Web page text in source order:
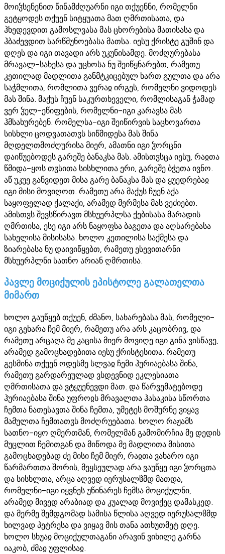
მოიჴსენენით წინამძღუარნი იგი თქუენნი, რომელნი
გეტყოდეს თქუენ სიტყუათა მათ ღმრთისათა, და
ჰხედევდით გამოსლვასა მას ცხორებისა მათისასა და
ჰბაძევდით სარწმუნოებასა მათსა. იესუ ქრისტე გუშინ და
დღეს და იგი თავადი არს უკუნისამდე. მოძღურებასა
მრავალ-სახესა და უცხოსა ნუ შეიწყნარებთ, რამეთუ
კეთილად მადლითა განმტკიცებულ ხართ გულთა და არა
საჭმლითა, რომლითა ვერაჲ ირგეს, რომელნი ვიდოდეს
მას შინა. მაქუს ჩუენ საკურთხეველი, რომლისაგან ჭამად
ვერ ჴელ-ეწიფების, რომელნი-იგი კარავსა მას
ჰმსახურებენ. რომელსა-იგი შეიწირვის საცხოვართა
სისხლი ცოდვათათჳს სიწმიდესა მას შინა
მღდელთმოძღურისა მიერ, ამათნი იგი ჴორცნი
დაიწუებოდეს გარეშე ბანაკსა მას. ამისთჳსცა იესუ, რაჲთა
წმიდა-ყოს თჳსითა სისხლითა ერი, გარეშე ბჭეთა ივნო.
აწ უკუე განვიდეთ მისა გარე ბანაკსა მას და ყუედრებაჲ
იგი მისი მოვიღოთ. რამეთუ არა მაქუს ჩუენ აქა
საყოფელად ქალაქი, არამედ მერმესა მას ვეძიებთ.
ამისთჳს შევსწირავთ მსხუერპლსა ქებისასა მარადის
ღმრთისა, ესე იგი არს ნაყოფსა ბაგეთა და აღსარებასა
სახელისა მისისასა. ხოლო კეთილისა საქმესა და
ზიარებასა ნუ დაივიწყებთ, რამეთუ ესევითარნი
მსხუერპლნი სათნო არიან ღმრთისა.
პავლე მოციქულის ეპისტოლე გალათელთა
მიმართ
ხოლო გაუწყებ თქუენ, ძმანო, სახარებასა მას, რომელი-
იგი გეხარა ჩემ მიერ, რამეთუ არა არს კაცობრივ, და
რამეთუ არცაღა მე კაცისა მიერ მოვიღე იგი გინა ვისწავე,
არამედ გამოცხადებითა იესუ ქრისტესითა. რამეთუ
გესმინა თქუენ ოდესმე სლვაჲ ჩემი ჰურიაებასა შინა,
რამეთუ გარდარეულად ვსდევნიდ ეკლესიათა
ღმრთისათა და ვტყუენევდი მათ. და წარვემატებოდე
ჰურიაებასა შინა უფროჲს მრავალთა ჰასაკისა სწორთა
ჩემთა ნათესავთა შინა ჩემთა, უმეტეს მოშურნე ვიყავ
მამულთა ჩემთათჳს მოძღრუებათა. ხოლო რაჟამს
სათნო-იყო ღმერთმან, რომელმან გამომირჩია მე დედის
მუცლით ჩემითგან და მიწოდა მე მადლითა მისითა
გამოცხადებად ძე მისი ჩემ მიერ, რაჲთა ვახარო იგი
წარმართთა შორის, მეყსეულად არა ვაუწყე იგი ჴორცთა
და სისხლთა, არცა აღვედ იერუსალჱმდ მათდა,
რომელნი-იგი იყვნეს უწინარეს ჩემსა მოციქულნი,
არამედ მივედ არაბიად და კუალად მოვიქეც დამასკედ.
და მერმე შემდგომად სამისა წლისა აღვედ იერუსალჱმდ
ხილვად პეტრესა და ვიყავ მის თანა ათხუთმეტ დღე.
ხოლო სხუაჲ მოციქულთაგანი არავინ ვიხილე გარნა
იაკობ, ძმაჲ უფლისაჲ.